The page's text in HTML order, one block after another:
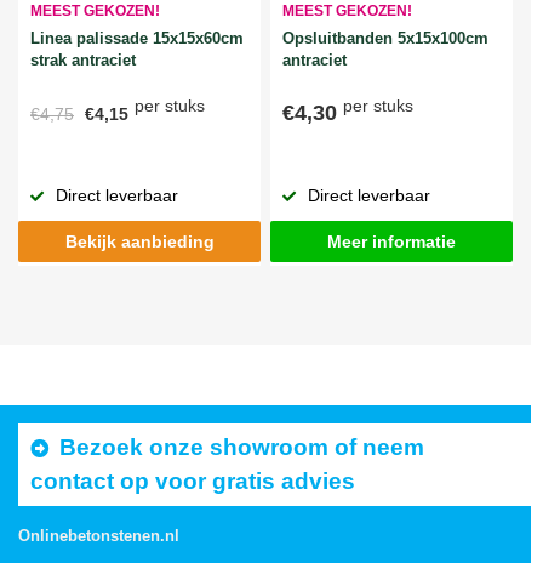
MEEST GEKOZEN!
Linea palissade 15x15x60cm
strak antraciet
€4,75 €4,15 per stuks
Direct leverbaar
Bekijk aanbieding
MEEST GEKOZEN!
Opsluitbanden 5x15x100cm
antraciet
€4,30 per stuks
Direct leverbaar
Meer informatie
Bezoek onze showroom of neem
contact op voor gratis advies
Onlinebetonstenen.nl